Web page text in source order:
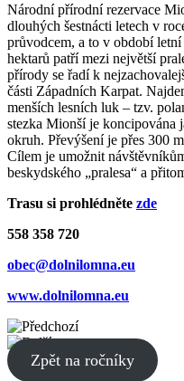
Národní přírodní rezervace
dlouhých šestnácti letech v
průvodcem, a to v období
hektarů patří mezi největší
přírody se řadí k
části Západních Karpat.
menších lesních luk – tzv.
stezka Mionší je
okruh. Převýšení je přes 300
Cílem je umožnit
beskydského „pralesa“ a
Trasu si prohlédněte zde
558 358 720
obec@dolnilomna.eu
www.dolnilomna.eu
Zpět na ročníky